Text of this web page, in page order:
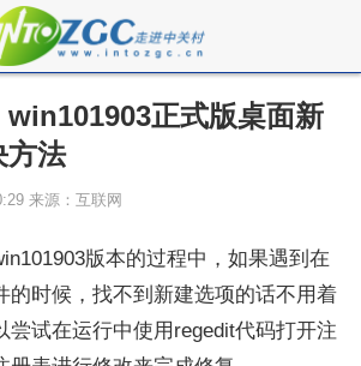
win101903正式版桌面新
方法
来源：互联网
版本的过程中，如果遇到在
的时候，找不到新建选项的话不用着
尝试在运行中使用regedit代码打开注